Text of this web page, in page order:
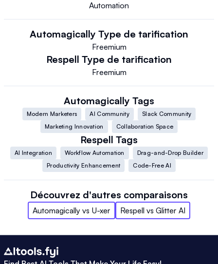
Automation
Automagically Type de tarification
Freemium
Respell Type de tarification
Freemium
Automagically Tags
Modern Marketers AI Community
Slack Community
Marketing Innovation
Collaboration Space
Respell Tags
AI Integration Workflow Automation
Drag-and-Drop Builder
Productivity Enhancement
Code-Free AI
Découvrez d'autres comparaisons
Automagically vs U-xer Respell vs Glitter AI